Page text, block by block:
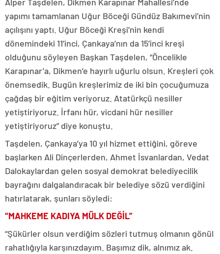
yapımı tamamlanan Uğur Böceği Gündüz Bakımevi’nin
açılışını yaptı. Uğur Böceği Kreşi’nin kendi
dönemindeki 11’inci, Çankaya’nın da 15’inci kreşi
olduğunu söyleyen Başkan Taşdelen, “Öncelikle
Karapınar’a, Dikmen’e hayırlı uğurlu olsun. Kreşleri çok
önemsedik. Bugün kreşlerimiz de iki bin çocuğumuza
çağdaş bir eğitim veriyoruz. Atatürkçü nesiller
yetiştiriyoruz. İrfanı hür, vicdani hür nesiller
yetiştiriyoruz” diye konuştu.
Taşdelen, Çankaya’ya 10 yıl hizmet ettiğini, göreve
başlarken Ali Dinçerlerden, Ahmet İsvanlardan, Vedat
Dalokaylardan gelen sosyal demokrat belediyecilik
bayrağını dalgalandıracak bir belediye sözü verdiğini
hatırlatarak, şunları söyledi:
“MAHKEME KADIYA MÜLK DEĞİL”
“Şükürler olsun verdiğim sözleri tutmuş olmanın gönül
rahatlığıyla karşınızdayım. Başımız dik, alnımız ak.